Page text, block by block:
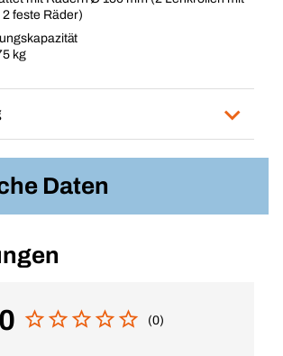
feste Räder)
kg
Daten
0 (0)